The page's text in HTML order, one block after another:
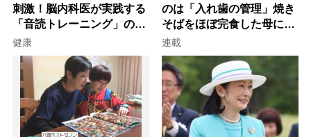
刺激！脳内科医が実践する
「音読トレーニング」の極
意
健康
のは「入れ歯の管理」焼き
そばをほぼ完食した母に息
子が血の気が引いた理由
連載